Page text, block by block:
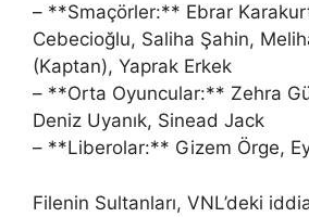
– **Smaçörler:** Ebrar
Cebecioğlu, Saliha Şahin,
(Kaptan), Yaprak Erkek
– **Orta Oyuncular:** Zehra
Deniz Uyanık, Sinead Jack
– **Liberolar:** Gizem Örge,
Filenin Sultanları, VNL’deki